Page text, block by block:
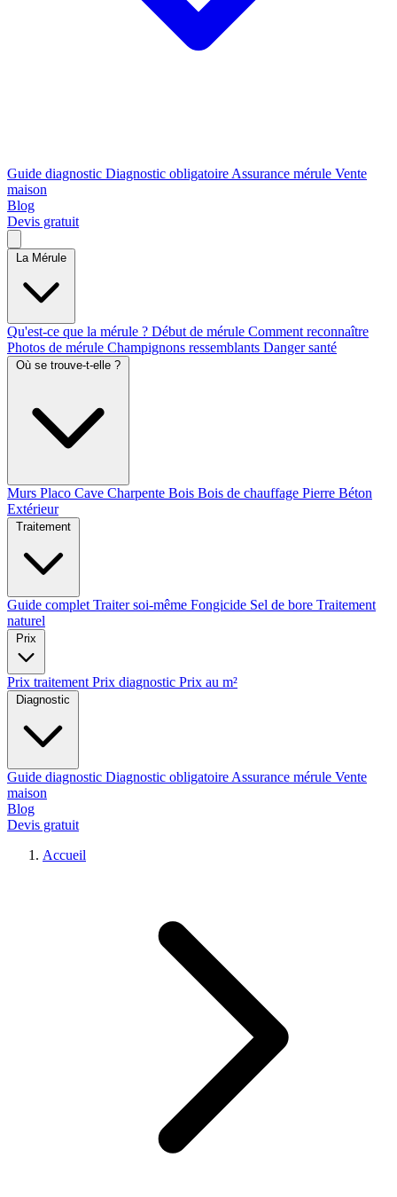
Guide diagnostic Diagnostic obligatoire Assurance mérule Vente
maison
Blog
Devis gratuit
Qu'est-ce que la mérule ? Début de mérule Comment reconnaître
Photos de mérule Champignons ressemblants Danger santé
Murs Placo Cave Charpente Bois Bois de chauffage Pierre Béton
Extérieur
Guide complet Traiter soi-même Fongicide Sel de bore Traitement
naturel
Prix traitement Prix diagnostic Prix au m²
Guide diagnostic Diagnostic obligatoire Assurance mérule Vente
maison
Blog
Devis gratuit
Accueil